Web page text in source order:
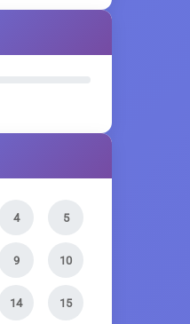
4 5
9 10
14 15